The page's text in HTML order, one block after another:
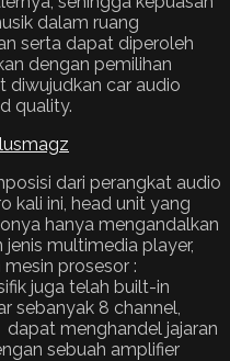
dalam ruang
serta dapat diperoleh
dengan pemilihan
car audio
quality.
dari perangkat audio
kali ini, head unit yang
hanya mengandalkan
multimedia player,
prosesor :
juga telah built-in
sebanyak 8 channel,
menghandel jajaran
sebuah amplifier